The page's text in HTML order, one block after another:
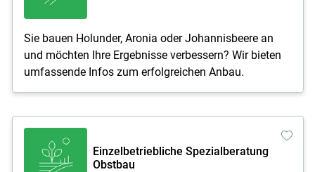
Sie bauen Holunder, Aronia oder Johannisbeere an
und möchten Ihre Ergebnisse verbessern? Wir bieten
umfassende Infos zum erfolgreichen Anbau.
Einzelbetriebliche Spezialberatung
Obstbau